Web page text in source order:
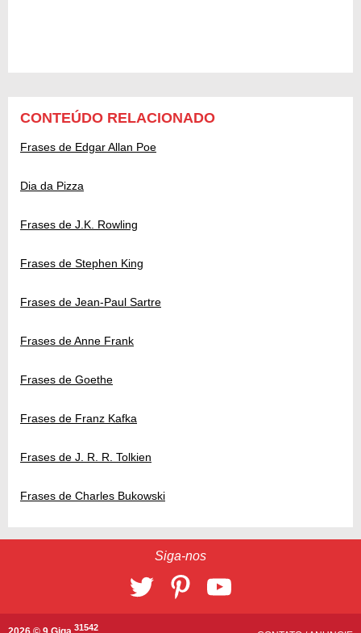
CONTEÚDO RELACIONADO
Frases de Edgar Allan Poe
Dia da Pizza
Frases de J.K. Rowling
Frases de Stephen King
Frases de Jean-Paul Sartre
Frases de Anne Frank
Frases de Goethe
Frases de Franz Kafka
Frases de J. R. R. Tolkien
Frases de Charles Bukowski
Siga-nos
31542